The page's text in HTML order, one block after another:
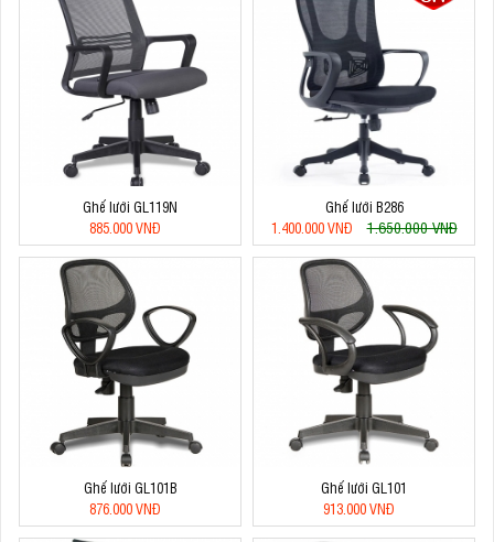
Ghế lưới GL119N
885.000 VNĐ
Ghế lưới B286
1.400.000 VNĐ
1.650.000 VNĐ
Ghế lưới GL101B
876.000 VNĐ
Ghế lưới GL101
913.000 VNĐ